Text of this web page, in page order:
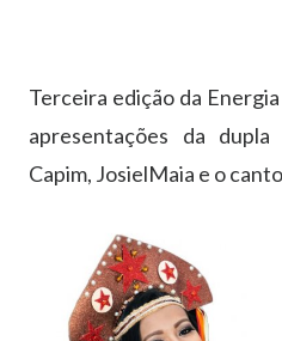
Terceira edição da
apresentações da
Capim, JosielMaia e o